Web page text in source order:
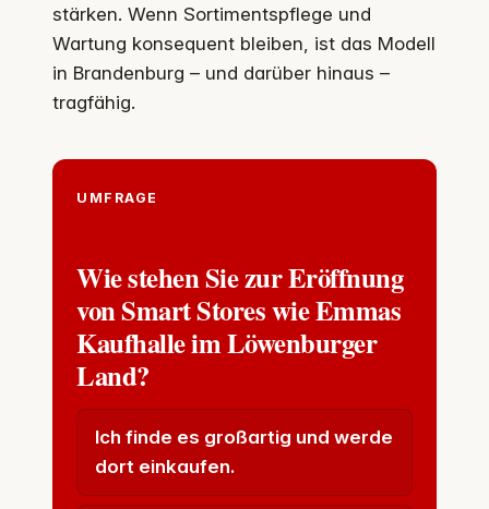
stärken. Wenn Sortimentspflege und
Wartung konsequent bleiben, ist das Modell
in Brandenburg – und darüber hinaus –
tragfähig.
UMFRAGE
Wie stehen Sie zur Eröffnung
von Smart Stores wie Emmas
Kaufhalle im Löwenburger
Land?
Ich finde es großartig und werde
dort einkaufen.